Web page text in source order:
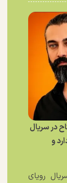
در سریال
و
رویای